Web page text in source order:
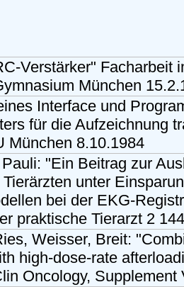
Verstärker" Facharbeit
München
Interface und
für die Aufzeichnung
München 8.10.1984
"Ein Beitrag zur
unter
bei der EKG-
praktische Tierarzt 2
Weisser, Breit:
high-dose-rate
Oncology, Supplement